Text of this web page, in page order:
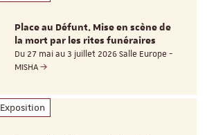
Place au Défunt. Mise en scène de
la mort par les rites funéraires
Du 27 mai au 3 juillet 2026 Salle Europe -
MISHA
Exposition